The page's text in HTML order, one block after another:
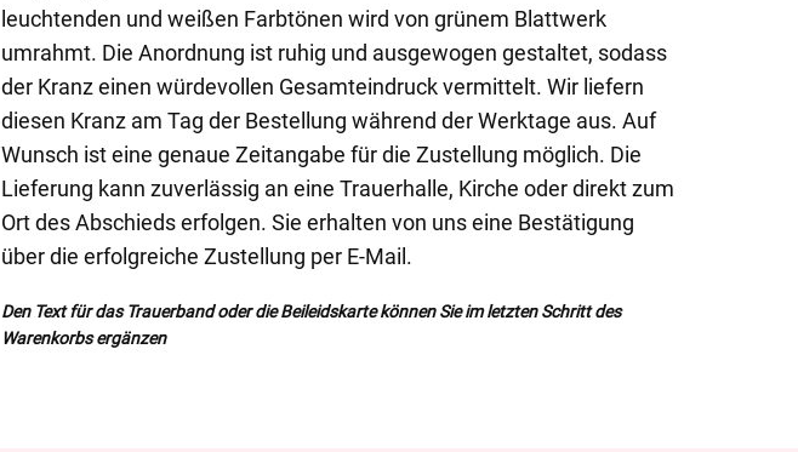
leuchtenden und weißen Farbtönen wird von grünem Blattwerk
umrahmt. Die Anordnung ist ruhig und ausgewogen gestaltet, sodass
der Kranz einen würdevollen Gesamteindruck vermittelt. Wir liefern
diesen Kranz am Tag der Bestellung während der Werktage aus. Auf
Wunsch ist eine genaue Zeitangabe für die Zustellung möglich. Die
Lieferung kann zuverlässig an eine Trauerhalle, Kirche oder direkt zum
Ort des Abschieds erfolgen. Sie erhalten von uns eine Bestätigung
über die erfolgreiche Zustellung per E-Mail.
Den Text für das Trauerband oder die Beileidskarte können Sie im letzten Schritt des
Warenkorbs ergänzen